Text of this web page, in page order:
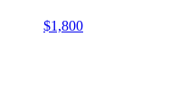
$1,800